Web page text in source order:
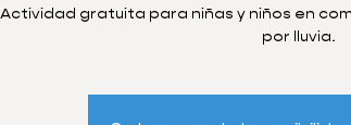
Actividad gratuita para niñas y niños en
por lluvia.